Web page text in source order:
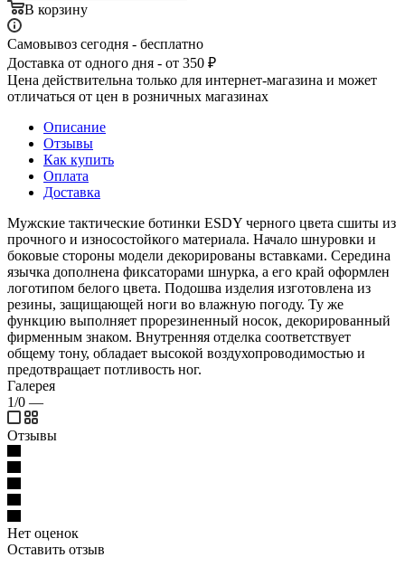
В корзину
Самовывоз сегодня - бесплатно
Доставка от одного дня - от 350 ₽
Цена действительна только для интернет-магазина и может
отличаться от цен в розничных магазинах
Описание
Отзывы
Как купить
Оплата
Доставка
Мужские тактические ботинки ESDY черного цвета сшиты из
прочного и износостойкого материала. Начало шнуровки и
боковые стороны модели декорированы вставками. Середина
язычка дополнена фиксаторами шнурка, а его край оформлен
логотипом белого цвета. Подошва изделия изготовлена из
резины, защищающей ноги во влажную погоду. Ту же
функцию выполняет прорезиненный носок, декорированный
фирменным знаком. Внутренняя отделка соответствует
общему тону, обладает высокой воздухопроводимостью и
предотвращает потливость ног.
Галерея
1/0 —
Отзывы
Нет оценок
Оставить отзыв